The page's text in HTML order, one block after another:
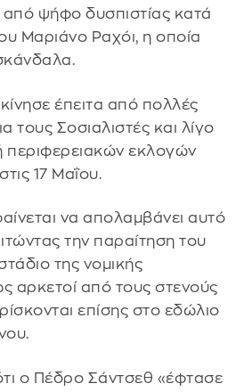
ψήφο δυσπιστίας κατά
Μαριάνο Ραχόι, η οποία
έπειτα από πολλές
τους Σοσιαλιστές και λίγο
περιφερειακών εκλογών
17 Μαΐου.
να απολαμβάνει αυτό
την παραίτηση του
της νομικής
αρκετοί από τους στενούς
επίσης στο εδώλιο
ο Πέδρο Σάντσεθ «έφτασε